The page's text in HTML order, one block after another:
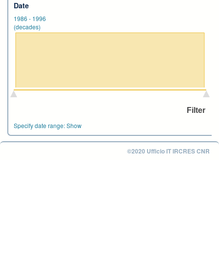
Date
1986 - 1996
(decades)
Specify date range:Show
©2020 Ufficio IT IRCRES CNR